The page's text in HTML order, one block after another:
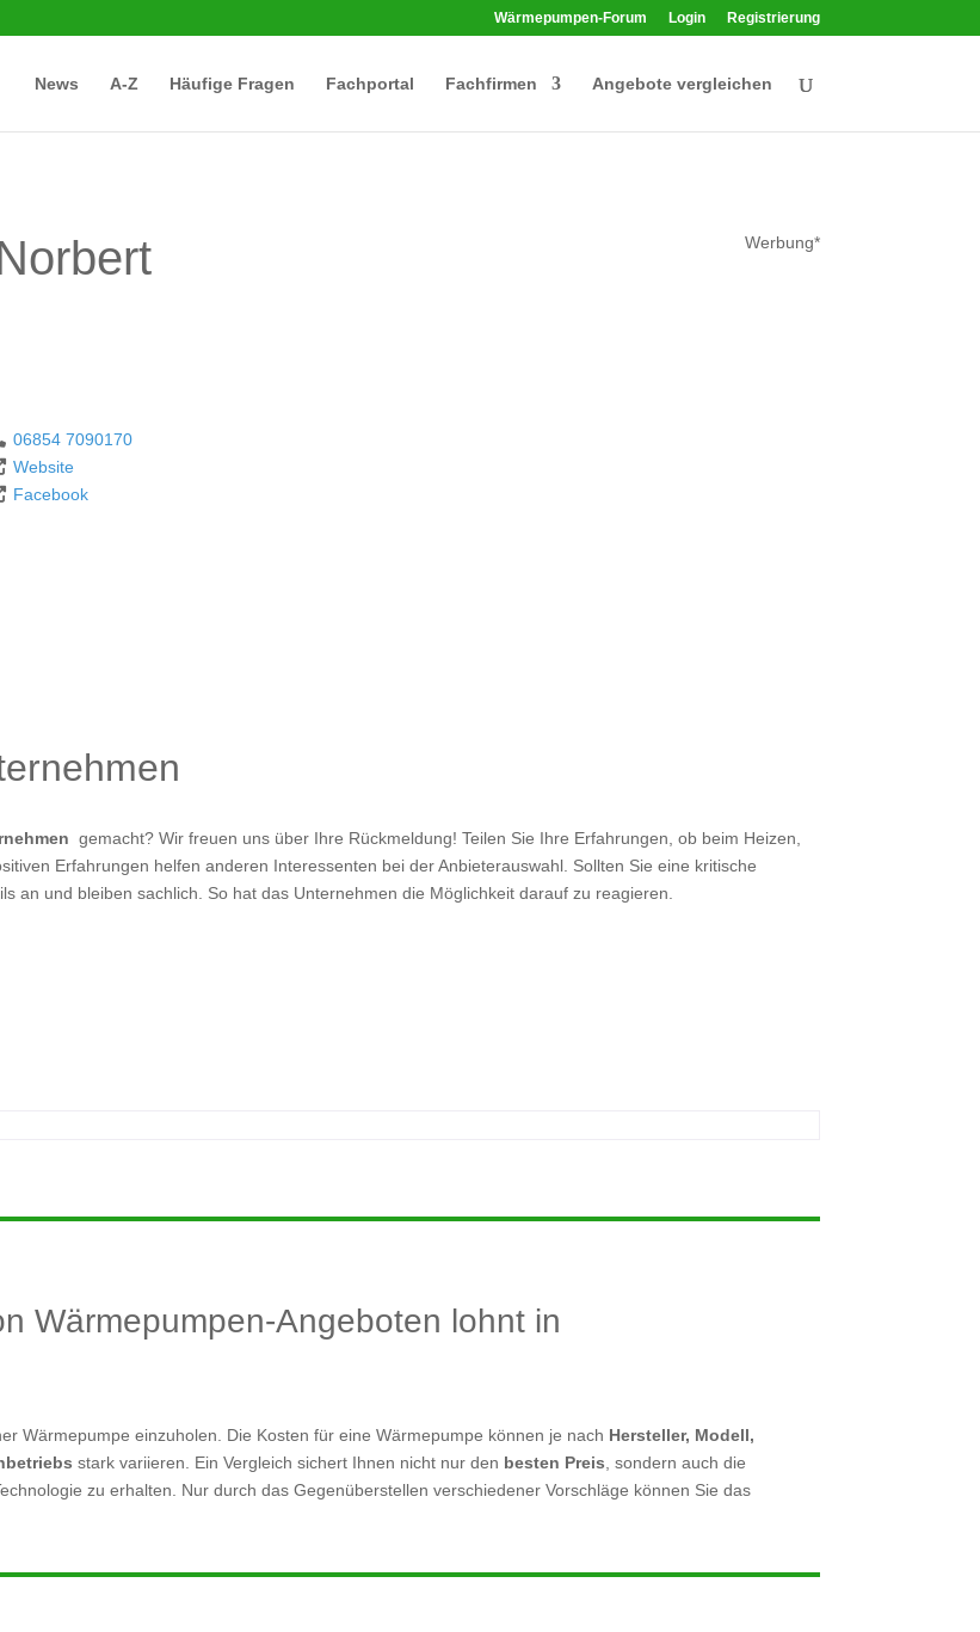
Wärmepumpen-Forum Login Registrierung
News A-Z Häufige Fragen Fachportal Fachfirmen Angebote vergleichen
Werbung*
06854 7090170
Website
Facebook
gemacht? Wir freuen uns über Ihre Rückmeldung! Teilen Sie Ihre Erfahrungen, ob beim Heizen,
Erfahrungen helfen anderen Interessenten bei der Anbieterauswahl. Sollten Sie eine kritische
an und bleiben sachlich. So hat das Unternehmen die Möglichkeit darauf zu reagieren.
Wärmepumpen-Angeboten lohnt in
Wärmepumpe einzuholen. Die Kosten für eine Wärmepumpe können je nach Hersteller, Modell,
stark variieren. Ein Vergleich sichert Ihnen nicht nur den besten Preis, sondern auch die
zu erhalten. Nur durch das Gegenüberstellen verschiedener Vorschläge können Sie das